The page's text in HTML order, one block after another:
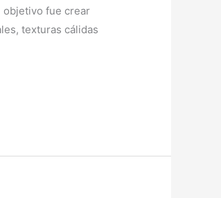
objetivo fue crear
texturas cálidas